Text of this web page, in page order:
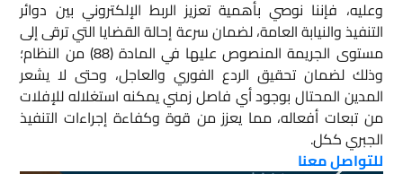
وعليه، فإننا نوصي بأهمية تعزيز الربط الإلكتروني بين دوائر
التنفيذ والنيابة العامة، لضمان سرعة إحالة القضايا التي ترقى إلى
مستوى الجريمة المنصوص عليها في المادة (88) من النظام؛
وذلك لضمان تحقيق الردع الفوري والعاجل، وحتى لا يشعر
المدين المحتال بوجود أي فاصل زمني يمكنه استغلاله للإفلات
من تبعات أفعاله، مما يعزز من قوة وكفاءة إجراءات التنفيذ
الجبري ككل.
للتواصل معنا